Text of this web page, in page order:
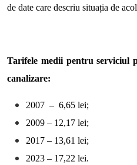
de date care descriu situația de
Tarifele medii pentru serviciul
canalizare:
2007 – 6,65 lei;
2009 – 12,17 lei;
2017 – 13,61 lei;
2023 – 17,22 lei.